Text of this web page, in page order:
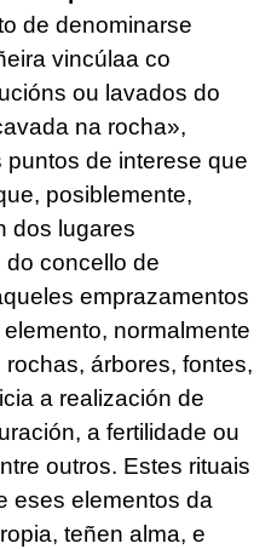
de denominarse
vincúlaa co
ou lavados do
na rocha»,
de interese que
posiblemente,
dos lugares
concello de
emprazamentos
normalmente
árbores, fontes,
a realización de
a fertilidade ou
outros. Estes rituais
eses elementos da
teñen alma, e